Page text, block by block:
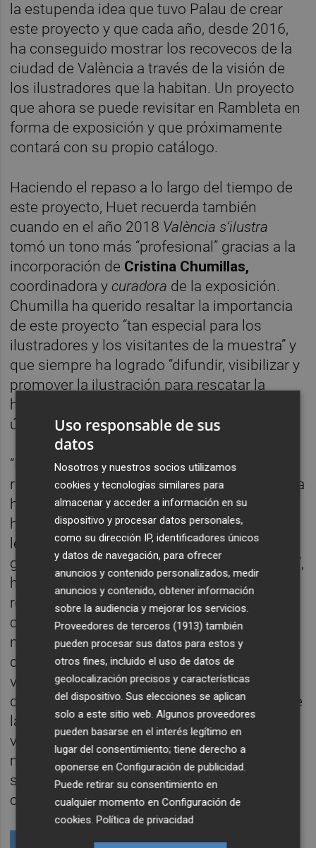
la estupenda idea que tuvo Palau de crear
este proyecto y que cada año, desde 2016,
ha conseguido mostrar los recovecos de la
ciudad de València a través de la visión de
los ilustradores que la habitan. Un proyecto
que ahora se puede revisitar en Rambleta en
forma de exposición y que próximamente
contará con su propio catálogo.
Haciendo el repaso a lo largo del tiempo de
este proyecto, Huet recuerda también
cuando en el año 2018 València s’ilustra
tomó un tono más “profesional” gracias a la
incorporación de Cristina Chumillas,
coordinadora ycuradora de la exposición.
Chumilla ha querido resaltar la importancia
de este proyecto “tan especial para los
ilustradores y los visitantes de la muestra” y
que siempre ha logrado “difundir, visibilizar y
promover la ilustración para rescatar la
historia de la ciudad de València bajo la
única pauta de ilustrarla”.
“Este proyecto lanza mensajes directos
respecto a la ciudad que se quiere habitar. La
heterogeneidad de los perfiles sirve para
hablar de nuestros entornos; gracias al
lenguaje universal de la ilustración, se
generan diferentes diálogos sobre la ciudad”,
ha destacado Chumillas. La muestra, que se
recorre al igual que se hace un paseo por la
ciudad, se ha dispuesto por temáticas para
mostrar cómo en diferentes años -y a través
de diferentes miradas- se han interpretado a
veces los mismos espacios. “La muestra se
divide en barrios, los puntos de referencia de
la ciudad, el Jardín del Turia como eje
vertebrador, las plazas públicas, los
monumentos históricos y edificios
singulares, los mercados y museos y el
comercio local”.
Uso responsable de sus
datos
Nosotros y nuestros socios utilizamos
cookies y tecnologías similares para
almacenar y acceder a información en su
dispositivo y procesar datos personales,
como su dirección IP, identificadores únicos
y datos de navegación, para ofrecer
anuncios y contenido personalizados, medir
anuncios y contenido, obtener información
sobre la audiencia y mejorar los servicios.
Proveedores de terceros (1913) también
pueden procesar sus datos para estos y
otros fines, incluido el uso de datos de
geolocalización precisos y características
del dispositivo. Sus elecciones se aplican
solo a este sitio web. Algunos proveedores
pueden basarse en el interés legítimo en
lugar del consentimiento; tiene derecho a
oponerse enConfiguración de publicidad
Puede retirar su consentimiento en
cualquier momento enConfiguración de
cookies .Política de privacidad